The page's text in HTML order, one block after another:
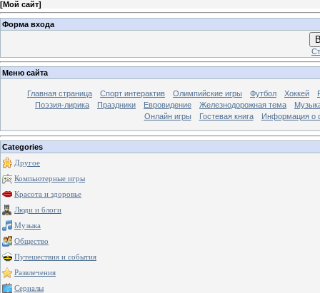
[Мой сайт]
Форма входа
Меню сайта
Главная страница Спорт интерактив Олимпийские игры Футбол Хоккей
Поэзия-лирика
Праздники Евровидение Железнодорожная тема
Онлайн игры
Гостевая книга Информация о
Categories
Другое
Компьютерные игры
Красота и здоровье
Люди и блоги
Музыка
Общество
Путешествия и события
Развлечения
Сериалы